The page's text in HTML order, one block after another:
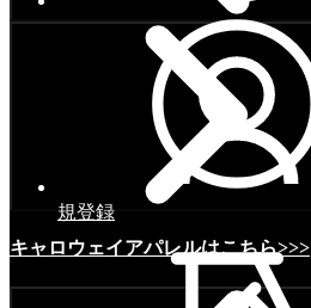
キャロウェイアパレルはこちら>>>
規登録